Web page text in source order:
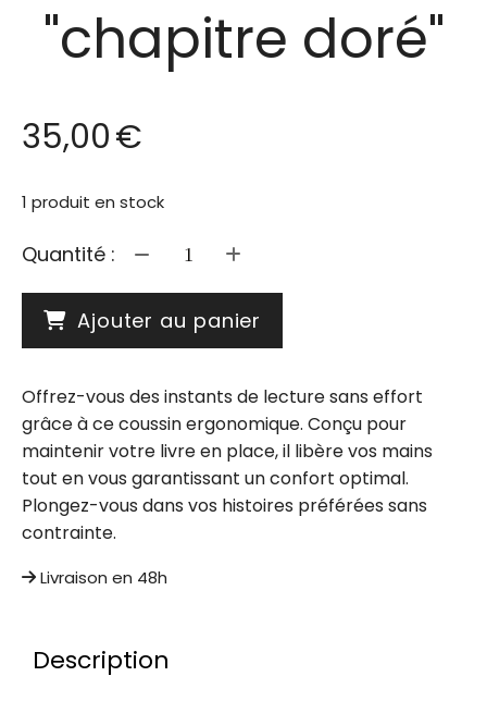
"chapitre doré"
35,00€
1 produit en stock
Quantité :
Ajouter au panier
Offrez-vous des instants de lecture sans effort
grâce à ce coussin ergonomique. Conçu pour
maintenir votre livre en place, il libère vos mains
tout en vous garantissant un confort optimal.
Plongez-vous dans vos histoires préférées sans
contrainte.
Livraison en 48h
Description